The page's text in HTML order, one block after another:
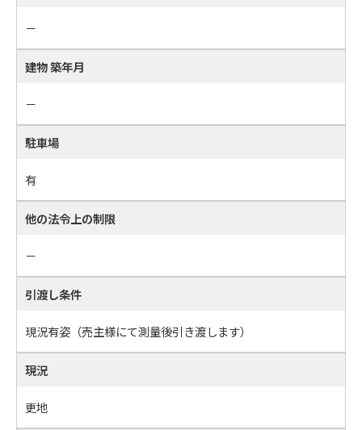
－
建物 築年月
－
駐車場
有
他の法令上の制限
－
引渡し条件
現況有姿（売主様にて測量後引き渡します）
現況
更地